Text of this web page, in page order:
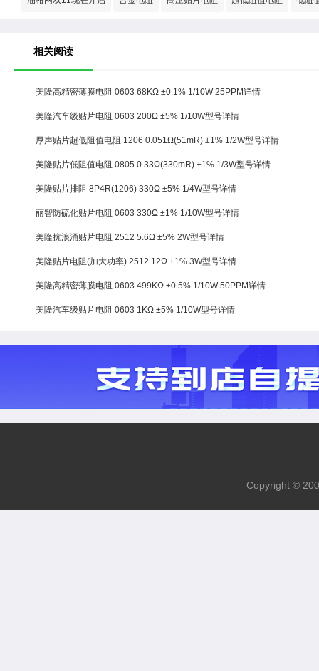
相关阅读
美隆高精密薄膜电阻 0603 68KΩ ±0.1% 1/10W 25PPM详情
美隆汽车级贴片电阻 0603 200Ω ±5% 1/10W型号详情
厚声贴片超低阻值电阻 1206 0.051Ω(51mR) ±1% 1/2W型号详情
美隆贴片低阻值电阻 0805 0.33Ω(330mR) ±1% 1/3W型号详情
美隆贴片排阻 8P4R(1206) 330Ω ±5% 1/4W型号详情
丽智防硫化贴片电阻 0603 330Ω ±1% 1/10W型号详情
美隆抗浪涌贴片电阻 2512 5.6Ω ±5% 2W型号详情
美隆贴片电阻(加大功率) 2512 12Ω ±1% 3W型号详情
美隆高精密薄膜电阻 0603 499KΩ ±0.5% 1/10W 50PPM详情
美隆汽车级贴片电阻 0603 1KΩ ±5% 1/10W型号详情
Copyright ©